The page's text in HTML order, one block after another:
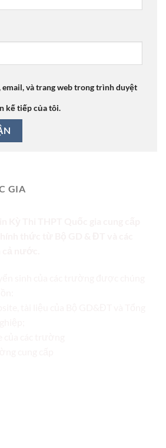
email, và trang web trong trình duyệt
kế tiếp của tôi.
GIA